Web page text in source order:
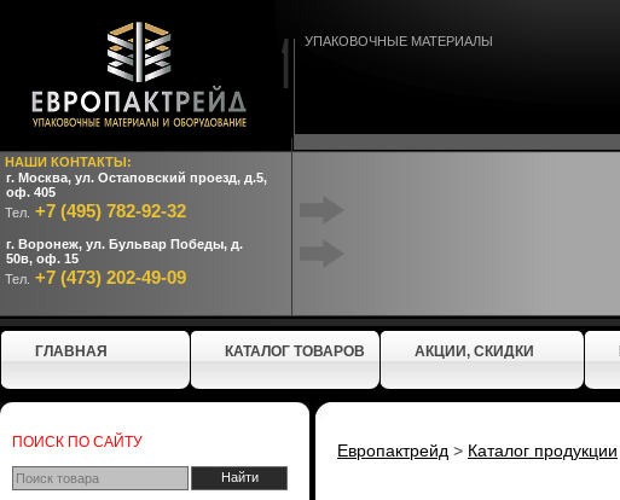
НАШИ КОНТАКТЫ:
г. Москва, ул. Остаповский проезд, д.5,
оф. 405
Тел. +7 (495) 782-92-32
г. Воронеж, ул. Бульвар Победы, д.
50в, оф. 15
Тел. +7 (473) 202-49-09
УПАКОВОЧНЫЕ МАТЕРИАЛЫ
ГЛАВНАЯ КАТАЛОГ ТОВАРОВ АКЦИИ, СКИДКИ
ПОИСК ПО САЙТУ Европактрейд > Каталог продукции